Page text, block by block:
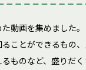
動画を集めました。
ことができるもの
ものなど、盛りだく